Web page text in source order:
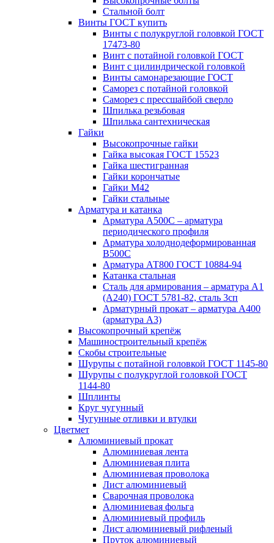
Стальной болт
Винты ГОСТ купить
Винты с полукруглой головкой ГОСТ
17473-80
Винт с потайной головкой ГОСТ
Винт с цилиндрической головкой
Винты самонарезающие ГОСТ
Саморез с потайной головкой
Саморез с прессшайбой сверло
Шпилька резьбовая
Шпилька сантехническая
Гайки
Высокопрочные гайки
Гайка высокая ГОСТ 15523
Гайка шестигранная
Гайки корончатые
Гайки М42
Гайки стальные
Арматура и катанка
Арматура А500С – арматура
периодического профиля
Арматура холоднодеформированная
В500С
Арматура АТ800 ГОСТ 10884-94
Катанка стальная
Сталь для армирования – арматура А1
(А240) ГОСТ 5781-82, сталь 3сп
Арматурный прокат – арматура А400
(арматура А3)
Высокопрочный крепёж
Машиностроительный крепёж
Скобы строительные
Шурупы с потайной головкой ГОСТ 1145-80
Шурупы с полукруглой головкой ГОСТ
1144-80
Шплинты
Круг чугунный
Чугунные отливки и втулки
Цветмет
Алюминиевый прокат
Алюминиевая лента
Алюминиевая плита
Алюминиевая проволока
Лист алюминиевый
Сварочная проволока
Алюминиевая фольга
Алюминиевый профиль
Лист алюминиевый рифленый
Пруток алюминиевый